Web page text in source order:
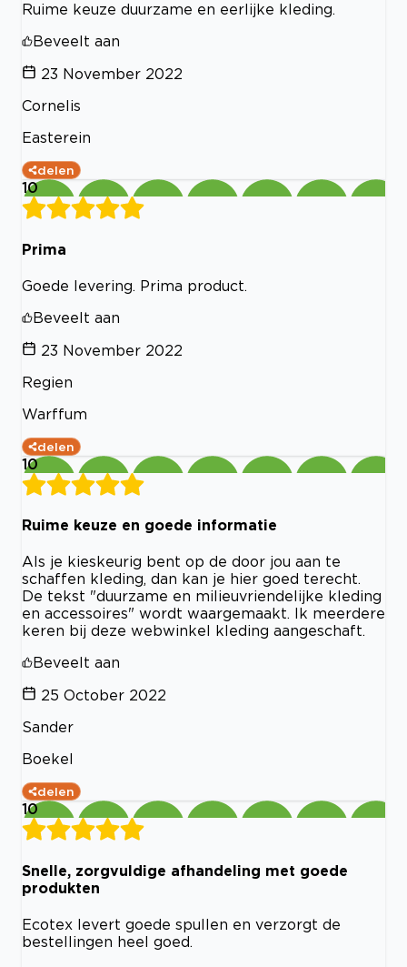
Ruime keuze duurzame en eerlijke kleding.
Beveelt aan
23 November 2022
Cornelis
Easterein
delen
10
Prima
Goede levering. Prima product.
Beveelt aan
23 November 2022
Regien
Warffum
delen
10
Ruime keuze en goede informatie
Als je kieskeurig bent op de door jou aan te
schaffen kleding, dan kan je hier goed terecht.
De tekst "duurzame en milieuvriendelijke kleding
en accessoires" wordt waargemaakt. Ik meerdere
keren bij deze webwinkel kleding aangeschaft.
Beveelt aan
25 October 2022
Sander
Boekel
delen
10
Snelle, zorgvuldige afhandeling met goede
produkten
Ecotex levert goede spullen en verzorgt de
bestellingen heel goed.